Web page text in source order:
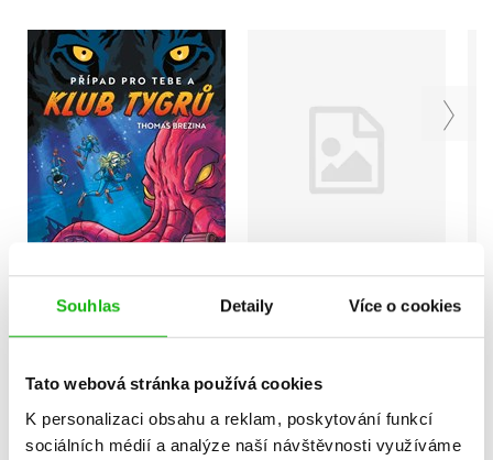
Souhlas Detaily Více o cookies
Tato webová stránka používá cookies
K personalizaci obsahu a reklam, poskytování funkcí
sociálních médií a analýze naší návštěvnosti využíváme
Klub Tygrů: Poklad
obří krakatice
Thomas Brezina
199 Kč
Thomas Brezina
249 Kč
199 Kč